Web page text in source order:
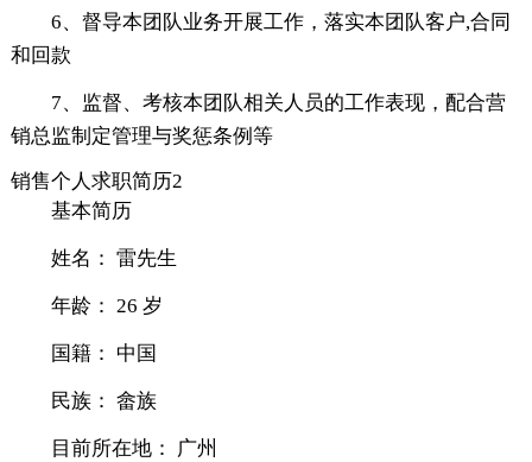
6、督导本团队业务开展工作，落实本团队客户,合同
和回款
7、监督、考核本团队相关人员的工作表现，配合营
销总监制定管理与奖惩条例等
销售个人求职简历2
基本简历
姓名： 雷先生
年龄： 26 岁
国籍： 中国
民族： 畲族
目前所在地： 广州